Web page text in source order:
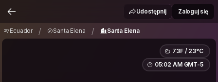
Santa Elena
Udostępnij Zaloguj się
Ecuador / Santa Elena / Santa Elena
73F / 23°C
05:02 AM GMT-5